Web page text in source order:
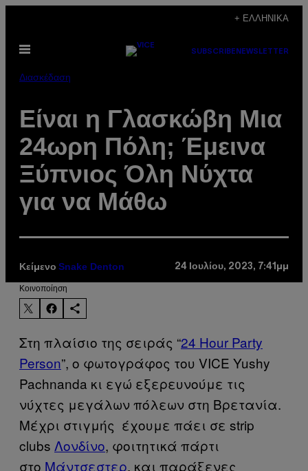
περιεχόμενο
+ ΕΛΛΗΝΙΚΆ
Ανοίξτε
SUBSCRIBE NEWSLETTER
Διασκέδαση
Είναι η Γλασκώβη Mια
24ωρη Πόλη; Έμεινα
Ξύπνιος Όλη Νύχτα
για να Μάθω
Κείμενο Snake Denton 24 Ιουλίου, 2023, 7:41μμ
Kοινοποίηση
Στη πλαίσιο της σειράς “24 Hour Party
Person”, ο φωτογράφος του VICE Yushy
Pachnanda κι εγώ εξερευνούμε τις
νύχτες μεγάλων πόλεων στη Βρετανία.
Μέχρι στιγμής έχουμε πάει σε strip
clubs Λονδίνο, φοιτητικά πάρτι
στο Μάντσεστερ, και παράξενες